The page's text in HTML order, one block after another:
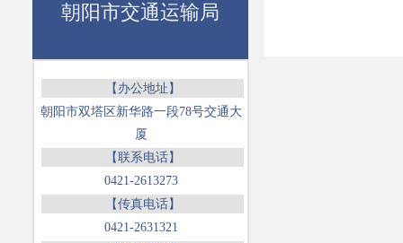
朝阳市交通运输局
【办公地址】
朝阳市双塔区新华路一段78号交通大
厦
【联系电话】
0421-2613273
【传真电话】
0421-2631321